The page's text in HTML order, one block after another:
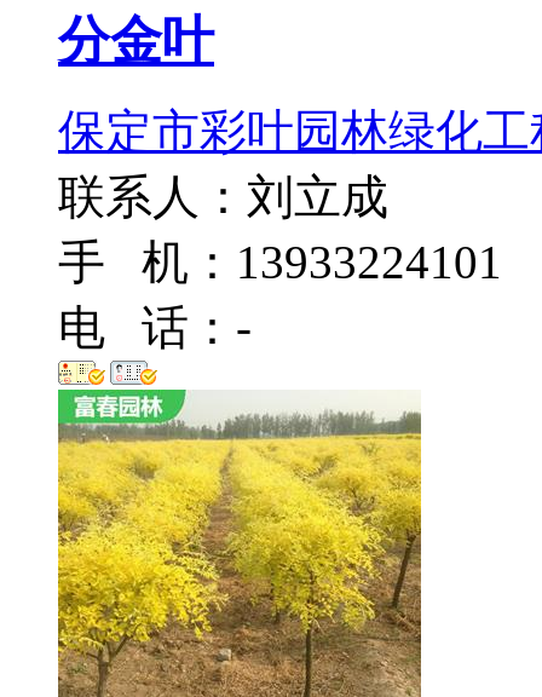
分金叶
保定市彩叶园林绿化
联系人：刘立成
手 机：13933224101
电 话：-